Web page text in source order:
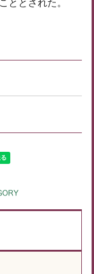
ととされた。